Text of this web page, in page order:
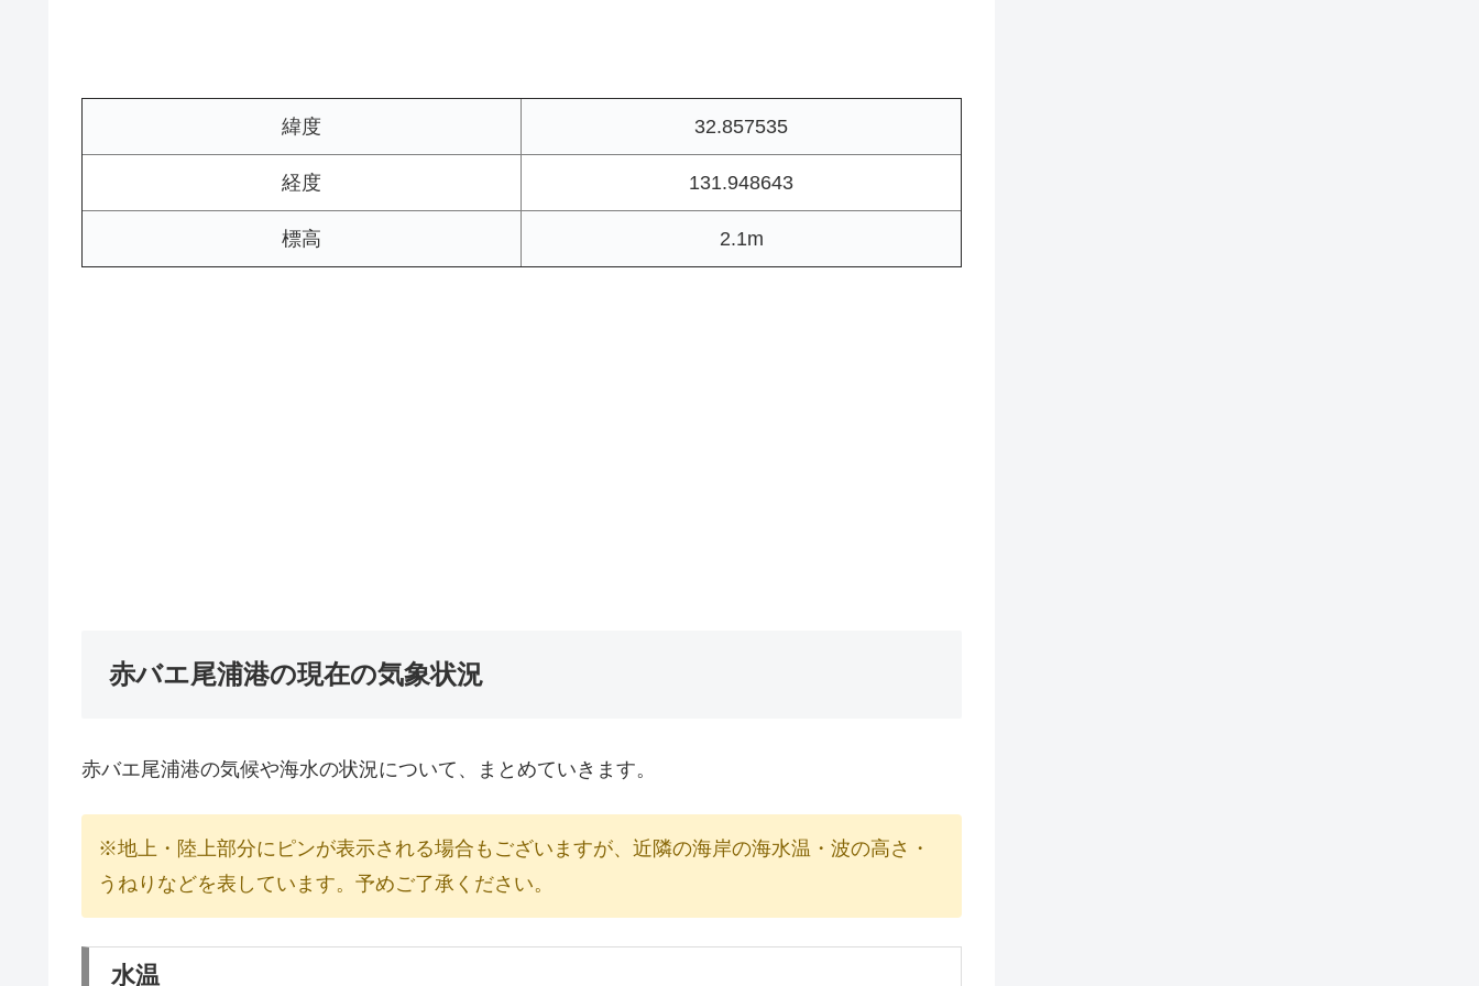
緯度 32.857535
経度 131.948643
標高 2.1m
赤バエ尾浦港の現在の気象状況
赤バエ尾浦港の気候や海水の状況について、まとめていきます。
※地上・陸上部分にピンが表示される場合もございますが、近隣の海岸の海水温・波の高さ・
うねりなどを表しています。予めご了承ください。
水温